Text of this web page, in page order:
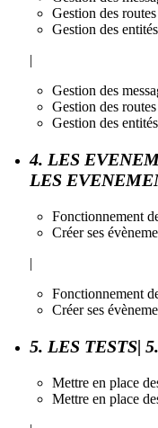
Gestion des routes
Gestion des entités
|
Gestion des
Gestion des routes
Gestion des entités
4. LES
LES
Fonctionnement
Créer ses
|
Fonctionnement
Créer ses
5. LES TESTS|
Mettre en place
Mettre en place